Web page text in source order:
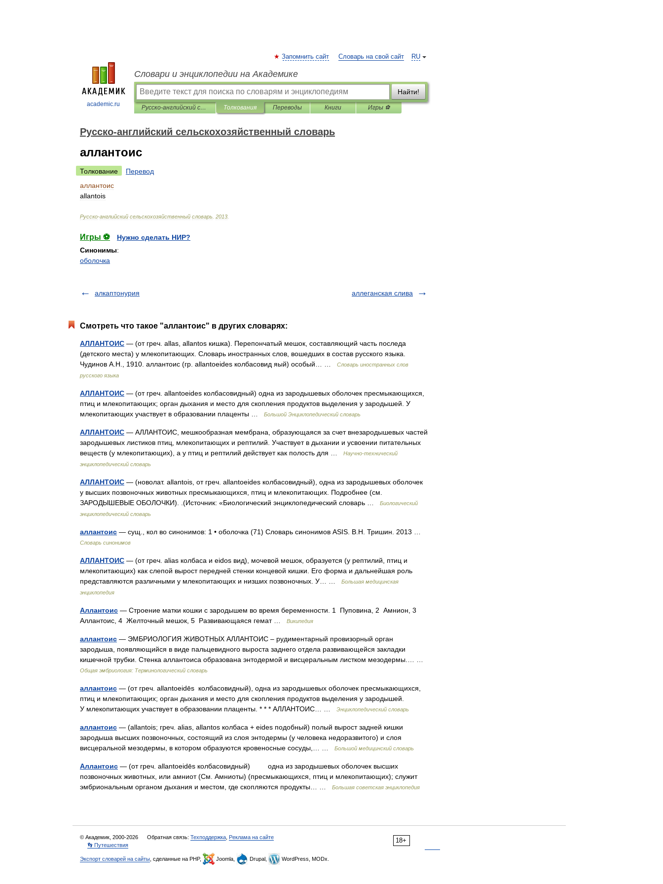
academic.ru
RU
Запомнить сайт Словарь на свой сайт
Словари и энциклопедии на Академике
Найти!
Русско-английский сельскохозяйственный словарь Толкования Переводы Книги Игры ⚽
Русско-английский сельскохозяйственный словарь
аллантоис
Толкование
Перевод
аллантоис
allantois
Русско-английский сельскохозяйственный словарь 2013
Игры ⚽
Нужно сделать НИР?
Синонимы:
оболочка
алкаптонурия аллеганская слива
Смотреть что такое "аллантоис" в других словарях:
АЛЛАНТОИС — (от греч. allas, allantos кишка). Перепончатый мешок, составляющий часть последа
(детского места) у млекопитающих. Словарь иностранных слов, вошедших в состав русского языка.
Чудинов А.Н., 1910. аллантоис (гр. allantoeides колбасовид яый) особый… …
Словарь иностранных слов
русского языка
АЛЛАНТОИС — (от греч. allantoeides колбасовидный) одна из зародышевых оболочек пресмыкающихся,
птиц и млекопитающих; орган дыхания и место для скопления продуктов выделения у зародышей. У
млекопитающих участвует в образовании плаценты …
Большой Энциклопедический словарь
АЛЛАНТОИС — АЛЛАНТОИС, мешкообразная мембрана, образующаяся за счет внезародышевых частей
зародышевых листиков птиц, млекопитающих и рептилий. Участвует в дыхании и усвоении питательных
веществ (у млекопитающих), а у птиц и рептилий действует как полость для …
Научно-технический
энциклопедический словарь
АЛЛАНТОИС — (новолат. allantois, от греч. allantoeides колбасовидный), одна из зародышевых оболочек
у высших позвоночных животных пресмыкающихся, птиц и млекопитающих. Подробнее (см.
ЗАРОДЫШЕВЫЕ ОБОЛОЧКИ). .(Источник: «Биологический энциклопедический словарь …
Биологический
энциклопедический словарь
аллантоис — сущ., кол во синонимов: 1 • оболочка (71) Словарь синонимов ASIS. В.Н. Тришин. 2013 …
Словарь синонимов
АЛЛАНТОИС — (от греч. alias колбаса и eidos вид), мочевой мешок, образуется (у рептилий, птиц и
млекопитающих) как слепой вырост передней стенки концевой кишки. Его форма и дальнейшая роль
представляются различными у млекопитающих и низших позвоночных. У… …
Большая медицинская
энциклопедия
Аллантоис — Строение матки кошки с зародышем во время беременности. 1 Пуповина, 2 Амнион, 3
Аллантоис, 4 Желточный мешок, 5 Развивающаяся гемат …
Википедия
аллантоис — ЭМБРИОЛОГИЯ ЖИВОТНЫХ АЛЛАНТОИС – рудиментарный провизорный орган
зародыша, появляющийся в виде пальцевидного выроста заднего отдела развивающейся закладки
кишечной трубки. Стенка аллантоиса образована энтодермой и висцеральным листком мезодермы.… …
Общая эмбриология: Терминологический словарь
аллантоис — (от греч. allantoeidēs колбасовидный), одна из зародышевых оболочек пресмыкающихся,
птиц и млекопитающих; орган дыхания и место для скопления продуктов выделения у зародышей.
У млекопитающих участвует в образовании плаценты. * * * АЛЛАНТОИС… …
Энциклопедический словарь
аллантоис — (allantois; греч. alias, allantos колбаса + eides подобный) полый вырост задней кишки
зародыша высших позвоночных, состоящий из слоя энтодермы (у человека недоразвитого) и слоя
висцеральной мезодермы, в котором образуются кровеносные сосуды,… …
Большой медицинский словарь
Аллантоис — (от греч. allantoeidēs колбасовидный) одна из зародышевых оболочек высших
позвоночных животных, или амниот (См. Амниоты) (пресмыкающихся, птиц и млекопитающих); служит
эмбриональным органом дыхания и местом, где скопляются продукты… …
Большая советская энциклопедия
18+
© Академик, 2000-2026 Обратная связь: Техподдержка Реклама на сайте
👣 Путешествия
Экспорт словарей на сайты , сделанные на PHP, Joomla, Drupal, WordPress, MODx.